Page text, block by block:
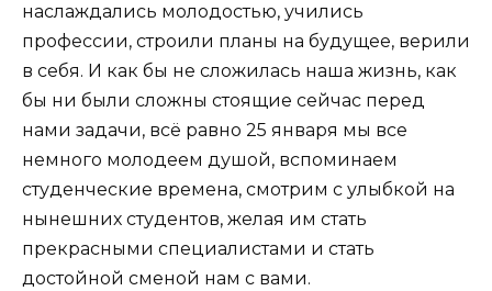
наслаждались молодостью, учились
профессии, строили планы на будущее, верили
в себя. И как бы не сложилась наша жизнь, как
бы ни были сложны стоящие сейчас перед
нами задачи, всё равно 25 января мы все
немного молодеем душой, вспоминаем
студенческие времена, смотрим с улыбкой на
нынешних студентов, желая им стать
прекрасными специалистами и стать
достойной сменой нам с вами.